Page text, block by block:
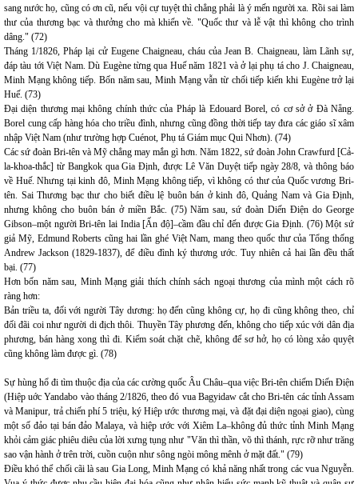
sang nước họ, cũng có ơn cũ, nếu vội cự tuyệt thì chẳng phải là ý mến người xa. Rồi sai làm
thư của thương bạc và thưởng cho mà khiến về. "Quốc thư và lễ vật thì không cho trình
dâng." (72)
Tháng 1/1826, Pháp lại cử Eugene Chaigneau, cháu của Jean B. Chaigneau, làm Lãnh sự,
đáp tàu tới Việt Nam. Dù Eugène từng qua Huế năm 1821 và ở lại phụ tá cho J. Chaigneau,
Minh Mạng không tiếp. Bốn năm sau, Minh Mạng vẫn từ chối tiếp kiến khi Eugène trở lại
Huế. (73)
Đại diện thương mại không chính thức của Pháp là Edouard Borel, có cơ sở ở Đà Nẵng.
Borel cung cấp hàng hóa cho triều đình, nhưng cũng đồng thời tiếp tay đưa các giáo sĩ xâm
nhập Việt Nam (như trường hợp Cuénot, Phụ tá Giám mục Qui Nhơn). (74)
Các sứ đoàn Bri-tên và Mỹ chẳng may mắn gì hơn. Năm 1822, sứ đoàn John Crawfurd [Cả-
la-khoa-thắc] từ Bangkok qua Gia Định, được Lê Văn Duyệt tiếp ngày 28/8, và thông báo
về Huế. Nhưng tại kinh đô, Minh Mạng không tiếp, vì không có thư của Quốc vương Bri-
tên. Sai Thương bạc thư cho biết điều lệ buôn bán ở kinh đô, Quảng Nam và Gia Định,
nhưng không cho buôn bán ở miền Bắc. (75) Năm sau, sứ đoàn Diến Điện do George
Gibson–một người Bri-tên lai India [Ấn độ]–cầm đầu chỉ đến được Gia Định. (76) Một sứ
giả Mỹ, Edmund Roberts cũng hai lần ghé Việt Nam, mang theo quốc thư của Tổng thống
Andrew Jackson (1829-1837), để điều đình ký thương ước. Tuy nhiên cả hai lần đều thất
bại. (77)
Hơn bốn năm sau, Minh Mạng giải thích chính sách ngoại thương của mình một cách rõ
ràng hơn:
Bản triều ta, đối với người Tây dương: họ đến cũng không cự, họ đi cũng không theo, chỉ
đối đãi coi như người di địch thôi. Thuyền Tây phương đến, không cho tiếp xúc với dân địa
phương, bán hàng xong thì đi. Kiểm soát chặt chẽ, không để sơ hở, họ có lòng xảo quyệt
cũng không làm được gì. (78)
Sự hùng hổ đi tìm thuộc địa của các cường quốc Âu Châu–qua việc Bri-tên chiếm Diến Điện
(Hiệp uớc Yandabo vào tháng 2/1826, theo đó vua Bagyidaw cắt cho Bri-tên các tỉnh Assam
và Manipur, trả chiến phí 5 triệu, ký Hiệp ước thương mại, và đặt đại diện ngoại giao), cùng
một số đảo tại bán đảo Malaya, và hiệp ước với Xiêm La–không đủ thức tỉnh Minh Mạng
khỏi cảm giác phiêu diêu của lời xưng tụng như "Văn thì thần, võ thì thánh, rực rỡ như trăng
sao vận hành ở trên trời, cuồn cuộn như sông ngòi mông mênh ở mặt đất." (79)
Điều khó thể chối cãi là sau Gia Long, Minh Mạng có khả năng nhất trong các vua Nguyễn.